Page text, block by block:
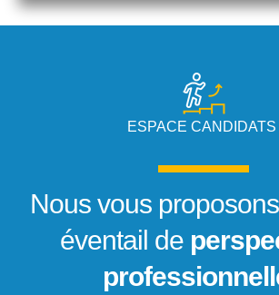
ESPACE CANDIDATS
Nous vous
éventail de